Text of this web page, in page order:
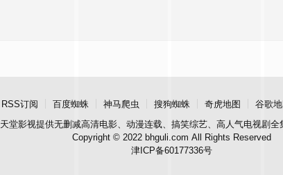
RSS订阅 百度蜘蛛 神马爬虫 搜狗蜘蛛 奇虎地图 谷歌
天堂影视提供无删减高清电影、动漫连载、搞笑综艺、高人气电视剧全
Copyright © 2022 bhguli.com All Rights Reserved
津ICP备60177336号